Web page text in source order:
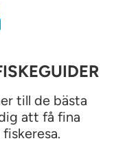
till de bästa
att få fina